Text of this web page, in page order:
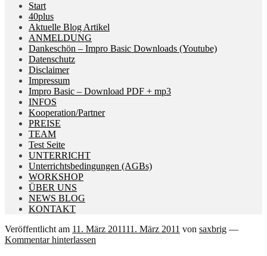
Start
40plus
Aktuelle Blog Artikel
ANMELDUNG
Dankeschön – Impro Basic Downloads (Youtube)
Datenschutz
Disclaimer
Impressum
Impro Basic – Download PDF + mp3
INFOS
Kooperation/Partner
PREISE
TEAM
Test Seite
UNTERRICHT
Unterrichtsbedingungen (AGBs)
WORKSHOP
ÜBER UNS
NEWS BLOG
KONTAKT
Veröffentlicht am 11. März 201111. März 2011 von saxbrig —
Kommentar hinterlassen